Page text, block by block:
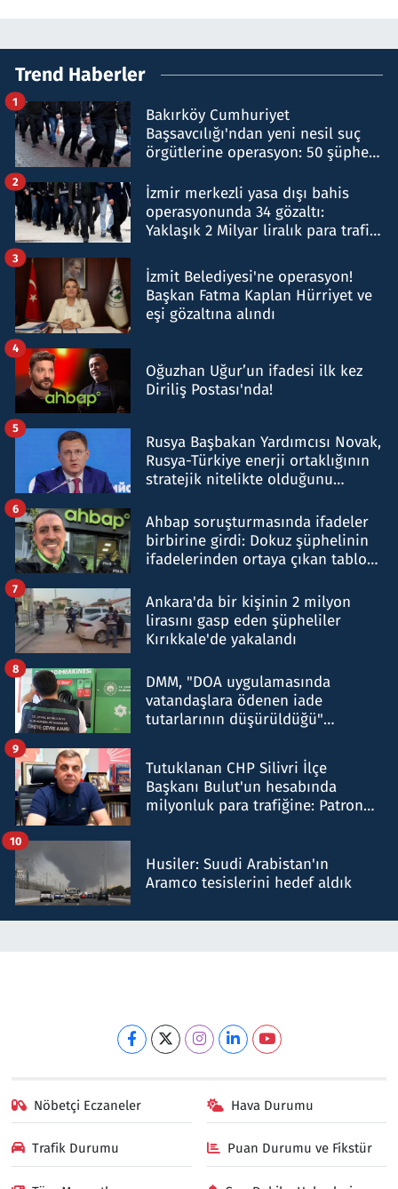
Trend Haberler
Bakırköy Cumhuriyet
Başsavcılığı'ndan yeni nesil suç
örgütlerine operasyon: 50 şüpheli
1
İzmir merkezli yasa dışı bahis
operasyonunda 34 gözaltı:
Yaklaşık 2 Milyar liralık para trafiği
2
İzmit Belediyesi'ne operasyon!
Başkan Fatma Kaplan Hürriyet ve
eşi gözaltına alındı
3
Oğuzhan Uğur’un ifadesi ilk kez
Diriliş Postası'nda!
4
Rusya Başbakan Yardımcısı Novak,
Rusya-Türkiye enerji ortaklığının
stratejik nitelikte olduğunu
5
Ahbap soruşturmasında ifadeler
birbirine girdi: Dokuz şüphelinin
ifadelerinden ortaya çıkan tablo
6
Ankara'da bir kişinin 2 milyon
lirasını gasp eden şüpheliler
Kırıkkale'de yakalandı
7
DMM, "DOA uygulamasında
vatandaşlara ödenen iade
tutarlarının düşürüldüğü"
8
Tutuklanan CHP Silivri İlçe
Başkanı Bulut'un hesabında
milyonluk para trafiğine: Patron
9
Husiler: Suudi Arabistan'ın
Aramco tesislerini hedef aldık
10
Nöbetçi Eczaneler Hava Durumu
Trafik Durumu Puan Durumu ve Fikstür